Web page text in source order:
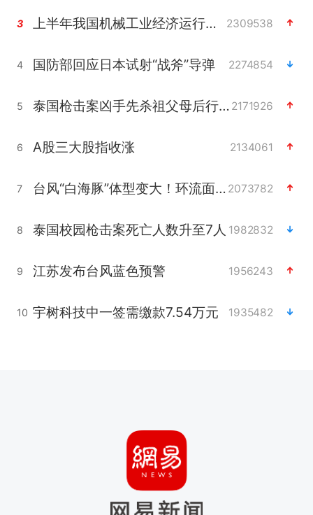
3 上半年我国机械工业经济运行稳中有进 2309538
4 国防部回应日本试射“战斧”导弹 2274854
5 泰国枪击案凶手先杀祖父母后行凶 2171926
6 A股三大股指收涨 2134061
7 台风“白海豚”体型变大！环流面积接近13个浙江那么大 2073782
8 泰国校园枪击案死亡人数升至7人 1982832
9 江苏发布台风蓝色预警 1956243
10 宇树科技中一签需缴款7.54万元 1935482